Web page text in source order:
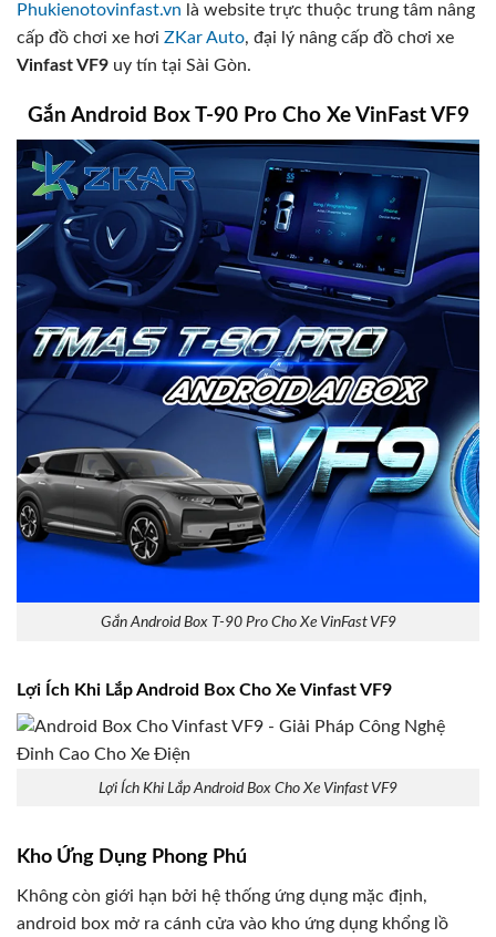
Phukienotovinfast.vn là website trực thuộc trung tâm nâng
cấp đồ chơi xe hơi ZKar Auto, đại lý nâng cấp đồ chơi xe
Vinfast VF9 uy tín tại Sài Gòn.
Gắn Android Box T-90 Pro Cho Xe VinFast VF9
Gắn Android Box T-90 Pro Cho Xe VinFast VF9
Lợi Ích Khi Lắp Android Box Cho Xe Vinfast VF9
Lợi Ích Khi Lắp Android Box Cho Xe Vinfast VF9
Kho Ứng Dụng Phong Phú
Không còn giới hạn bởi hệ thống ứng dụng mặc định,
android box mở ra cánh cửa vào kho ứng dụng khổng lồ